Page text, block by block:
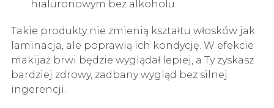
hialuronowym bez alkoholu.
Takie produkty nie zmienią kształtu włosków jak
laminacja, ale poprawią ich kondycję. W efekcie
makijaż brwi będzie wyglądał lepiej, a Ty zyskasz
bardziej zdrowy, zadbany wygląd bez silnej
ingerencji.